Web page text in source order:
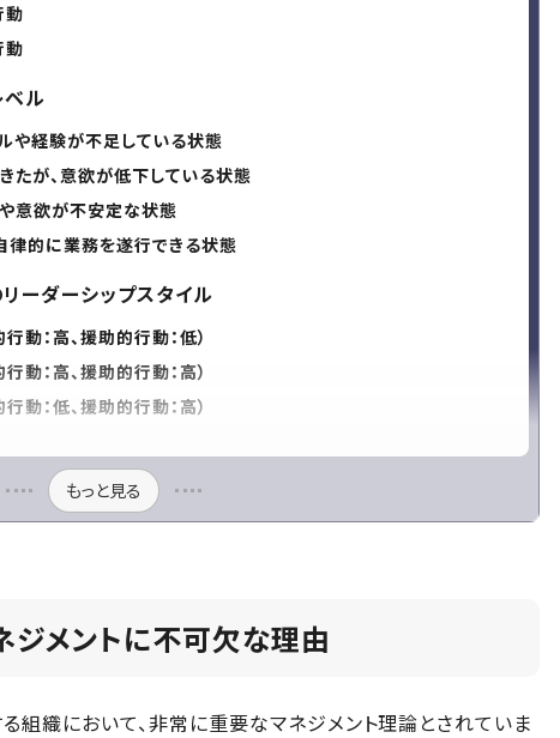
動
動
ル
や経験が不足している状態
たが、意欲が低下している状態
意欲が不安定な状態
律的に業務を遂行できる状態
ーダーシップスタイル
動：高、援助的行動：低）
動：高、援助的行動：高）
動：低、援助的行動：高）
もっと見る
ジメントに不可欠な理由
組織において、非常に重要なマネジメント理論とされていま